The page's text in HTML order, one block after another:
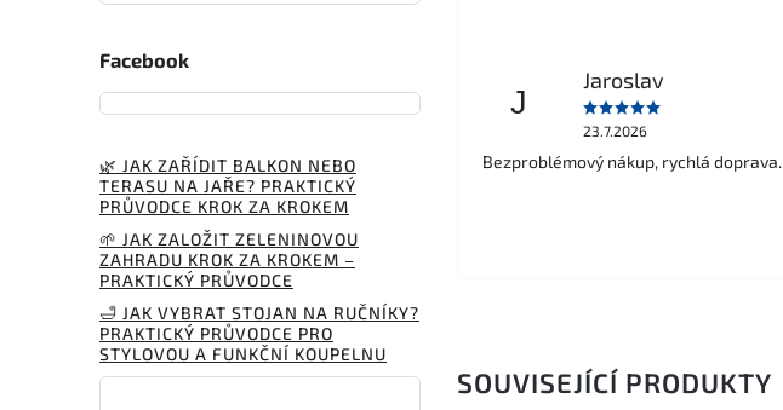
Facebook
🌿 JAK ZAŘÍDIT BALKON NEBO
TERASU NA JAŘE? PRAKTICKÝ
PRŮVODCE KROK ZA KROKEM
🌱 JAK ZALOŽIT ZELENINOVOU
ZAHRADU KROK ZA KROKEM –
PRAKTICKÝ PRŮVODCE
🛁 JAK VYBRAT STOJAN NA RUČNÍKY?
PRAKTICKÝ PRŮVODCE PRO
STYLOVOU A FUNKČNÍ KOUPELNU
J
Jaroslav
23.7.2026
Bezproblémový nákup, rychlá doprava.
SOUVISEJÍCÍ PRODUKTY